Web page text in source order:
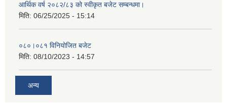
आर्थिक वर्ष २०८२/८३ को स्वीकृत बजेट सम्बन्धमा।
मिति: 06/25/2025 - 15:14
०८०।०८१ विनियोजित बजेट
मिति: 08/10/2023 - 14:57
अन्य